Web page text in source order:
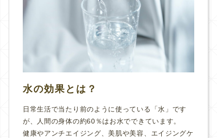
水の効果とは？
日常生活で当たり前のように使っている「水」です
が、人間の身体の約60％はお水でできています。
健康やアンチエイジング、美肌や美容、エイジングケ